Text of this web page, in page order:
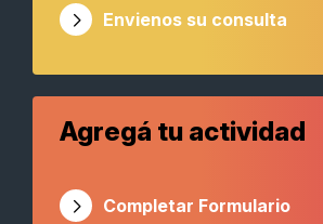
Envienos su consulta
Agregá tu actividad
Completar Formulario